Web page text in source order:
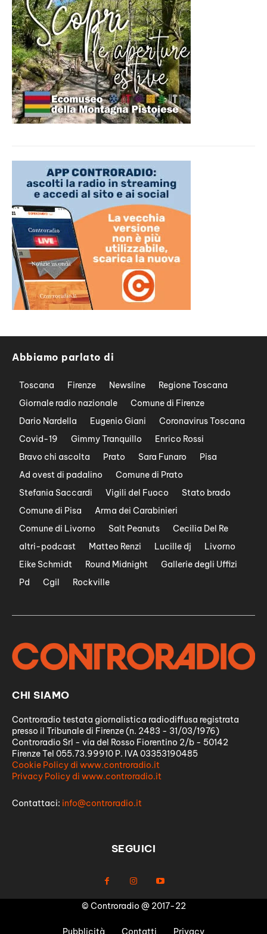
Abbiamo parlato di
Toscana Firenze Newsline
Regione Toscana
Giornale radio nazionale
Comune di Firenze
Dario Nardella
Eugenio Giani
Coronavirus Toscana
Covid-19
Gimmy Tranquillo
Enrico Rossi
Bravo chi ascolta
Prato Sara Funaro
Pisa
Ad ovest di padalino
Comune di Prato
Stefania Saccardi
Vigili del Fuoco
Stato brado
Comune di Pisa
Arma dei Carabinieri
Comune di Livorno
Salt Peanuts
Cecilia Del Re
altri-podcast
Matteo Renzi Lucille dj
Livorno
Eike Schmidt
Round Midnight
Gallerie degli Uffizi
Pd
Cgil Rockville
CHI SIAMO
Controradio testata giornalistica radiodiffusa registrata
presso il Tribunale di Firenze (n. 2483 - 31/03/1976)
Controradio Srl - via del Rosso Fiorentino 2/b - 50142
Firenze Tel 055.73.99910 P. IVA 03353190485
Cookie Policy di www.controradio.it
Privacy Policy di www.controradio.it
Contattaci: info@controradio.it
SEGUICI
© Controradio @ 2017-22
Pubblicità Contatti Privacy